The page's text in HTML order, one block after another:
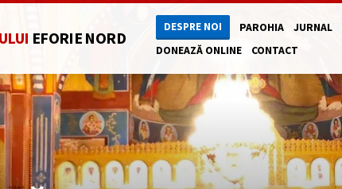
EFORIE NORD
DESPRE NOI PAROHIA JURNAL
DONEAZĂ ONLINE
CONTACT